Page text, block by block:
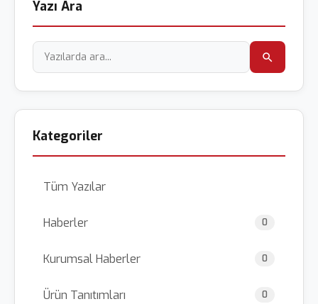
Yazı Ara
Kategoriler
Tüm Yazılar
Haberler 0
Kurumsal Haberler 0
Ürün Tanıtımları 0